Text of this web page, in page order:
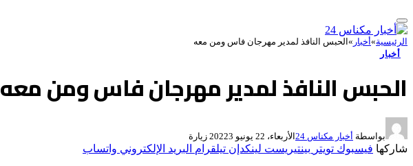
الرئيسية»أخبار »الحبس النافذ لمدير مهرجان فاس ومن معه
أخبار
الحبس النافذ لمدير مهرجان فاس ومن معه
بواسطة أخبار مكناس 24 الأربعاء، 22 يونيو 2022 3 زيارة
شاركها فيسبوك تويتر بينتيريست لينكدإن تيلقرام البريد الإلكتروني واتساب